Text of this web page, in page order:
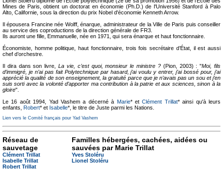
Mines de Paris, obtient un doctorat en économie (Ph.D.) de l'Université Stanford à Palo
Alto, Californie, sous la direction du prix Nobel d'économie Kenneth Arrow.
Il épousera Francine née Wolff, énarque, administrateur de la Ville de Paris puis conseiller
au service des coproductions de la direction générale de FR3.
Ils auront une fille, Emmanuelle, née en 1971, qui sera énarque et haut fonctionnaire.
Économiste, homme politique, haut fonctionnaire, trois fois secrétaire d’État, il est aussi
chef d’orchestre.
Il dira dans son livre,La vie, c’est quoi, monsieur le ministre ?(Pion, 2003) : "Moi, fils
d’immigré, je n’ai pas fait Polytechnique par hasard, j’ai voulu y entrer, j’ai bossé pour, j’ai
apprécié la qualité de son enseignement, la gratuité parce que je n’avais pas un sou et j’en
suis sorti avec la volonté d’apporter ma contribution à la patrie et aux sciences, sinon à la
gloire".
Le 16 août 1994, Yad Vashem a décerné à Marie* etClément Trillat* ainsi qu'à leurs
enfants, Robert* et Isabelle*, le titre de Juste parmi les Nations.
Lien vers le Comité français pour Yad Vashem
Réseau de
sauvetage
Clément Trillat
Isabelle Trillat
Robert Trillat
Familles hébergées, cachées, aidées ou
sauvées par Marie Trillat
Yves Stoléru
Lionel Stoléru